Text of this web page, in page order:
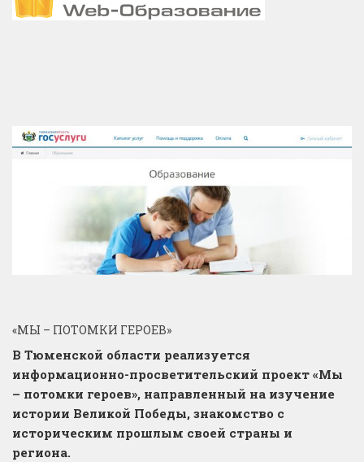
«МЫ – ПОТОМКИ ГЕРОЕВ»
В Тюменской области реализуется
информационно-просветительский проект «Мы
– потомки героев», направленный на изучение
истории Великой Победы, знакомство с
историческим прошлым своей страны и
региона.